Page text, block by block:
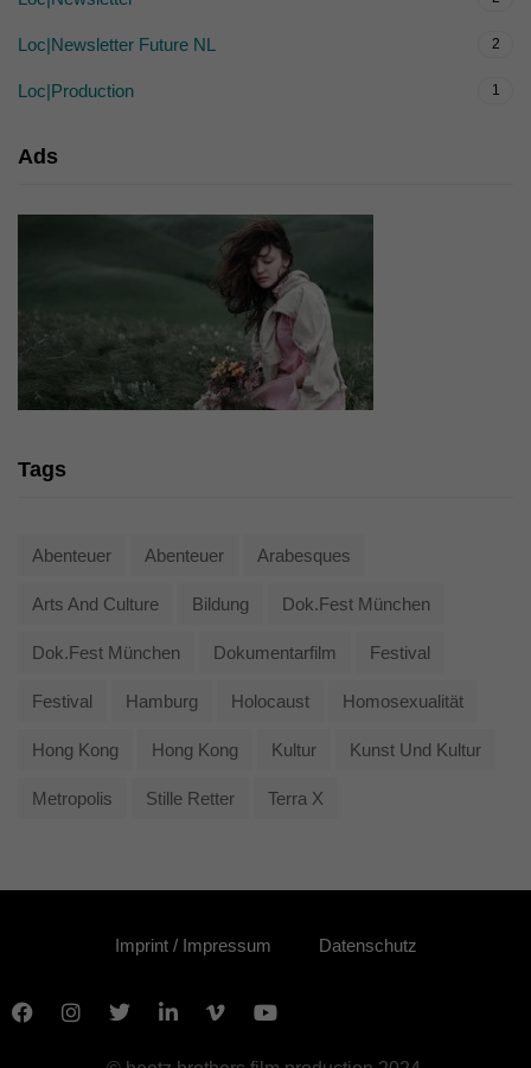
Loc|Newsletter Future NL 2
Loc|Production 1
Ads
Tags
Abenteuer Abenteuer Arabesques
Arts And Culture Bildung Dok.fest München
Dok.fest München Dokumentarfilm Festival
Festival Hamburg Holocaust Homosexualität
Hong Kong Hong Kong Kultur Kunst Und Kultur
Metropolis Stille Retter Terra X
Imprint / Impressum Datenschutz